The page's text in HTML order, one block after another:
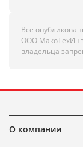
Все
ООО
владельца
О компании